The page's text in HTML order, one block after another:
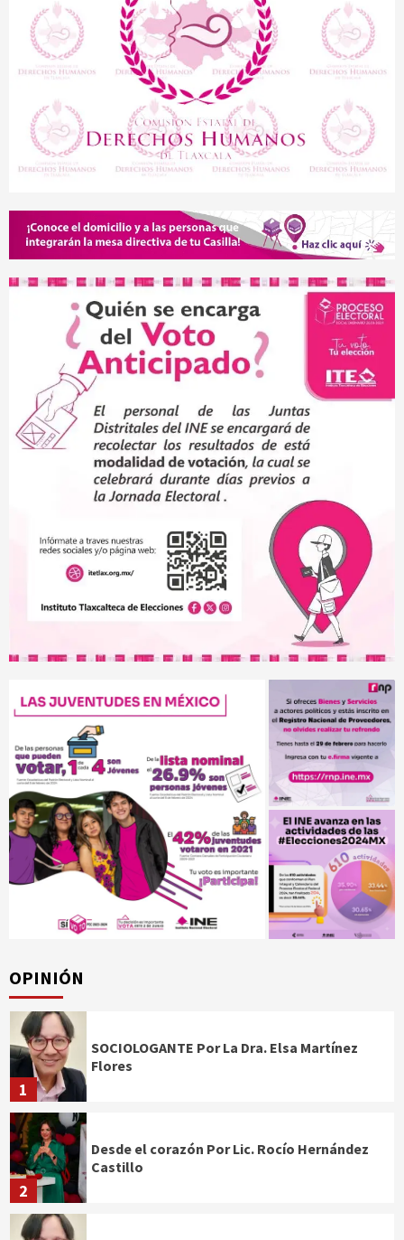
OPINIÓN
1
SOCIOLOGANTE Por La Dra. Elsa Martínez
Flores
2
Desde el corazón Por Lic. Rocío Hernández
Castillo